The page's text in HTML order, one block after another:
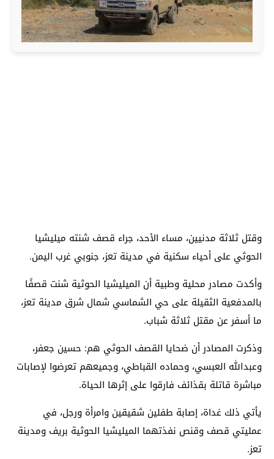
وقتل ثلاثة مدنيين، مساء الأحد، جراء قصف شنته ميليشيا
الحوثي على أحياء سكنية في مدينة تعز، جنوبي غرب اليمن.
وأكدت مصادر محلية وطبية أن الميليشيا الحوثية شنت قصفًا
بالمدفعية الثقيلة على حي الشماسي شمال شرق مدينة تعز،
ما أسفر عن مقتل ثلاثة شباب.
وذكرت المصادر أن ضحايا القصف الحوثي هم: حسين جعفر،
وعبدالله العبسي، وحماده القباطي، وجميعهم تعرضوا لإصابات
مباشرة قاتلة بقذائف فارقوا على إثرها الحياة.
يأتي ذلك غداة، إصابة طفلين شقيقين وامرأة ورجل، في
عمليتي قصف وقنص نفذتهما الميليشيا الحوثية بريف ومدينة
تعز.